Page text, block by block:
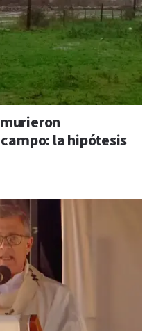
la hipótesis